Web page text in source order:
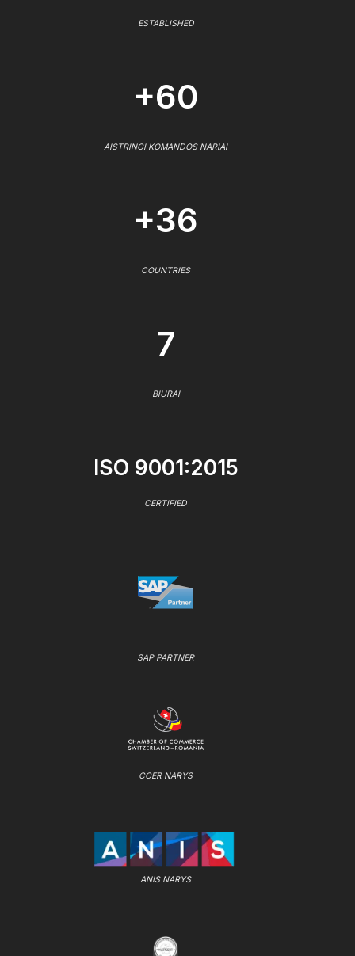
ESTABLISHED
+60
AISTRINGI KOMANDOS NARIAI
+36
COUNTRIES
7
BIURAI
ISO 9001:2015
CERTIFIED
SAP PARTNER
CCER NARYS
ANIS NARYS